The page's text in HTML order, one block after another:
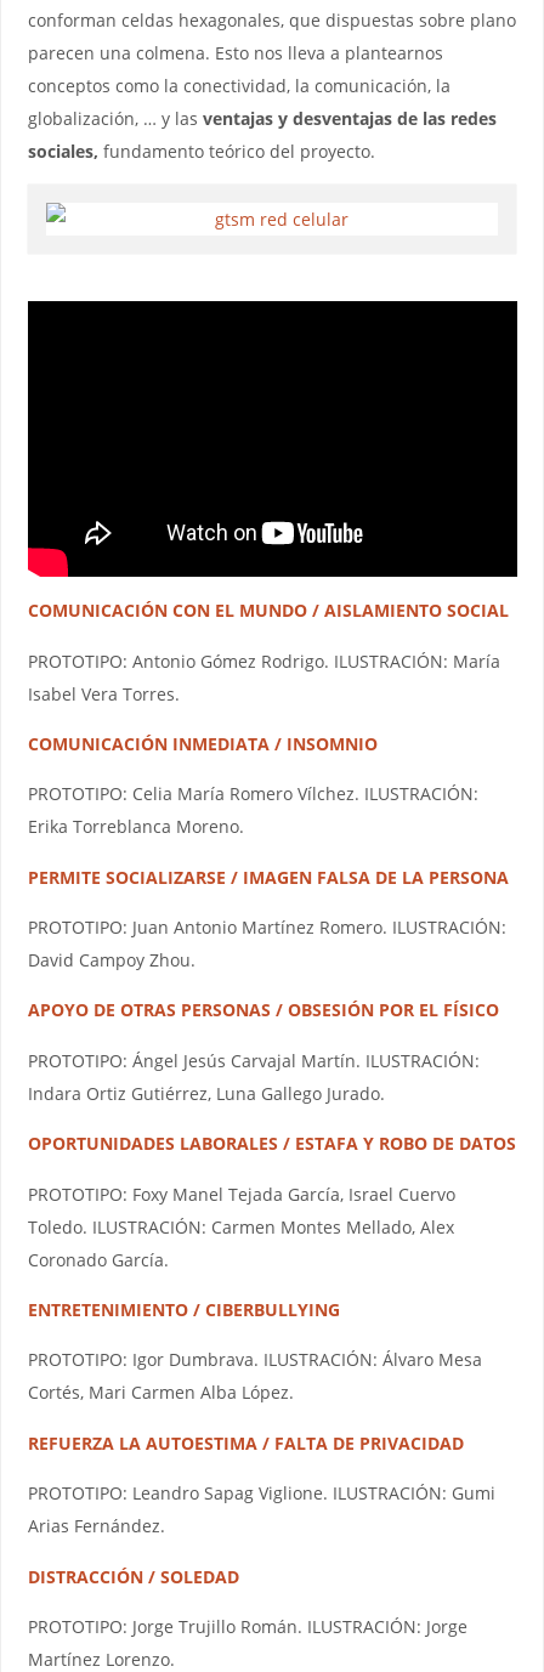
conforman celdas hexagonales, que dispuestas sobre plano
parecen una colmena. Esto nos lleva a plantearnos
conceptos como la conectividad, la comunicación, la
globalización, … y las ventajas y desventajas de las redes
sociales, fundamento teórico del proyecto.
COMUNICACIÓN CON EL MUNDO / AISLAMIENTO SOCIAL
PROTOTIPO: Antonio Gómez Rodrigo. ILUSTRACIÓN: María
Isabel Vera Torres.
COMUNICACIÓN INMEDIATA / INSOMNIO
PROTOTIPO: Celia María Romero Vílchez. ILUSTRACIÓN:
Erika Torreblanca Moreno.
PERMITE SOCIALIZARSE / IMAGEN FALSA DE LA PERSONA
PROTOTIPO: Juan Antonio Martínez Romero. ILUSTRACIÓN:
David Campoy Zhou.
APOYO DE OTRAS PERSONAS / OBSESIÓN POR EL FÍSICO
PROTOTIPO: Ángel Jesús Carvajal Martín. ILUSTRACIÓN:
Indara Ortiz Gutiérrez, Luna Gallego Jurado.
OPORTUNIDADES LABORALES / ESTAFA Y ROBO DE DATOS
PROTOTIPO: Foxy Manel Tejada García, Israel Cuervo
Toledo. ILUSTRACIÓN: Carmen Montes Mellado, Alex
Coronado García.
ENTRETENIMIENTO / CIBERBULLYING
PROTOTIPO: Igor Dumbrava. ILUSTRACIÓN: Álvaro Mesa
Cortés, Mari Carmen Alba López.
REFUERZA LA AUTOESTIMA / FALTA DE PRIVACIDAD
PROTOTIPO: Leandro Sapag Viglione. ILUSTRACIÓN: Gumi
Arias Fernández.
DISTRACCIÓN / SOLEDAD
PROTOTIPO: Jorge Trujillo Román. ILUSTRACIÓN: Jorge
Martínez Lorenzo.